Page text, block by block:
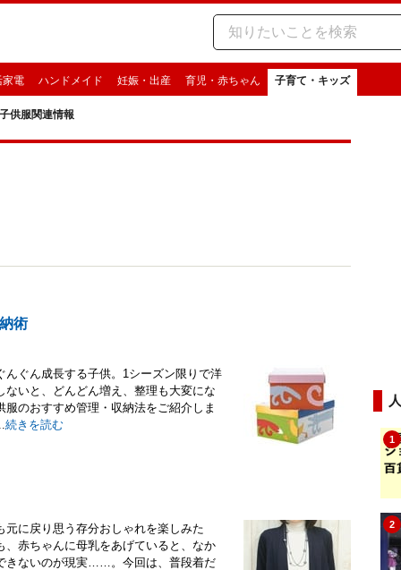
家電 ハンドメイド 妊娠・出産 育児・赤ちゃん 子育て・キッズ
子供服関連情報
術
ぐん成長する子供。1シーズン限りで洋
いと、どんどん増え、整理も大変にな
のおすすめ管理・収納法をご紹介しま
続きを読む
に戻り思う存分おしゃれを楽しみた
赤ちゃんに母乳をあげていると、なか
きないのが現実……。今回は、普段着だ
1
2